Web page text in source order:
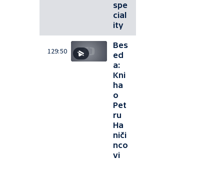
spe
cial
ity
129:50
Bes
ed
a:
Kni
ha
o
Pet
ru
Ha
niči
nco
vi